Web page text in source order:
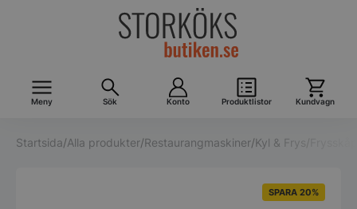
Meny Sök Konto Produktlistor Kundvagn
Startsida/Alla produkter/Restaurangmaskiner/Kyl & Frys /
SPARA 20%